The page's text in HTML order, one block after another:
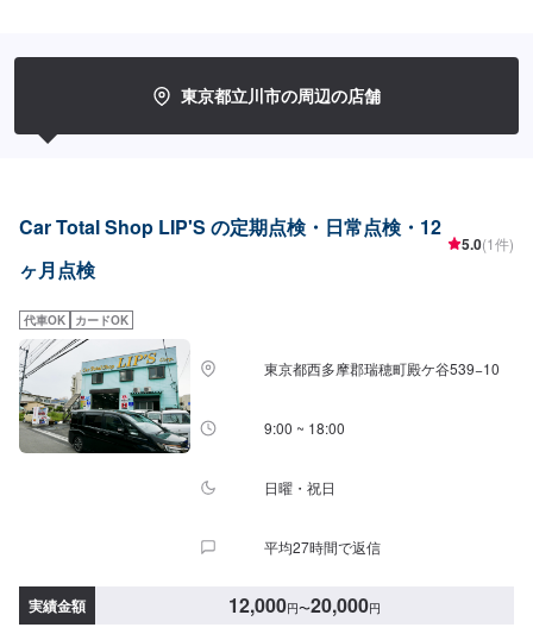
東京都立川市の周辺の店舗
Car Total Shop LIP'S の定期点検・日常点検・12
ヶ月点検
5.0(1件)
代車OK カードOK
東京都西多摩郡瑞穂町殿ケ谷539−10
9:00 ~ 18:00
日曜・祝日
平均27時間で返信
実績金額 12,000円〜20,000円